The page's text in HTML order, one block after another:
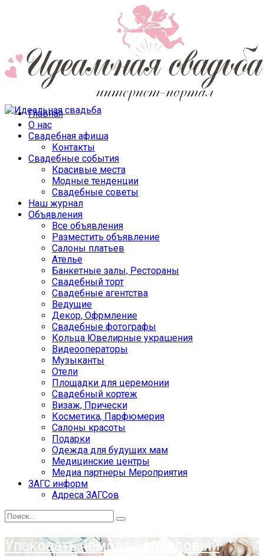
Главная
О нас
Свадебная афиша
Контакты
Свадебные события
Красивые места
Модные тенденции
Свадебные советы
Наш журнал
Объявления
Все объявления
Разместить объявление
Салоны платьев
Ателье
Банкетные залы, Рестораны
Свадебный торт
Свадебные агентства
Ведущие
Декор, Офрмление
Свадебные фотографы
Кольца Ювелирные украшения
Видеооператоры
Музыканты
Отели
Площадки для церемонии
Свадебный кортеж
Визаж, Прически
Косметика, Парфюмерия
Салоны красоты
Подарки
Одежда для будущих мам
Медицинские центры
Медиа партнеры Мероприятия
ЗАГС информ
Адреса ЗАГСов
Упаковать чемодан в медовый